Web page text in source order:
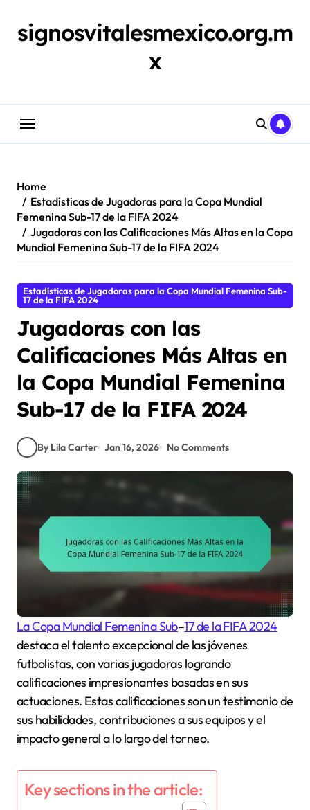
contentsignosvitalesmexico.org.m
x
Home
Estadísticas de Jugadoras para la Copa Mundial
Femenina Sub-17 de la FIFA 2024
Jugadoras con las Calificaciones Más Altas en la Copa
Mundial Femenina Sub-17 de la FIFA 2024
Estadísticas de Jugadoras para la Copa Mundial Femenina Sub-
17 de la FIFA 2024
Jugadoras con las
Calificaciones Más Altas en
la Copa Mundial Femenina
Sub-17 de la FIFA 2024
By Lila Carter Jan 16, 2026 No Comments
La Copa Mundial Femenina Sub–17 de la FIFA 2024
destaca el talento excepcional de las jóvenes
futbolistas, con varias jugadoras logrando
calificaciones impresionantes basadas en sus
actuaciones. Estas calificaciones son un testimonio de
sus habilidades, contribuciones a sus equipos y el
impacto general a lo largo del torneo.
Key sections in the article: